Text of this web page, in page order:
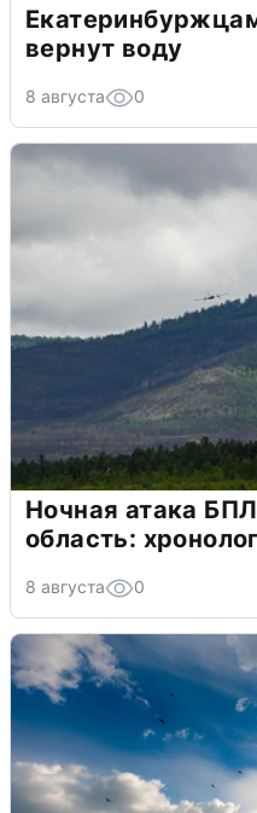
вернут воду
8 августа 0
Ночная атака
область:
8 августа 0